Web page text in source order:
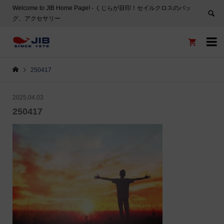
Welcome to JIB Home Page! ‐ くじらが目印！セイルクロスのバッ
グ、アクセサリー


250417
2025.04.03
250417